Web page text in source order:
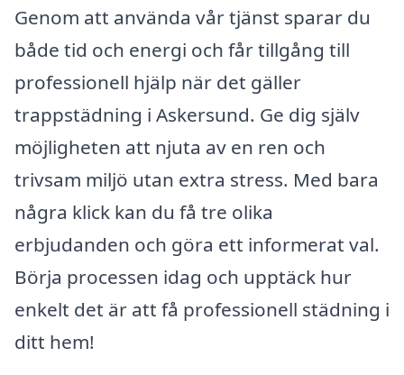
Genom att använda vår tjänst sparar du
både tid och energi och får tillgång till
professionell hjälp när det gäller
trappstädning i Askersund. Ge dig själv
möjligheten att njuta av en ren och
trivsam miljö utan extra stress. Med bara
några klick kan du få tre olika
erbjudanden och göra ett informerat val.
Börja processen idag och upptäck hur
enkelt det är att få professionell städning i
ditt hem!